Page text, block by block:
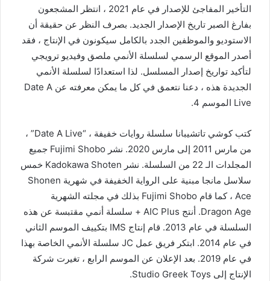
التأخير المفاجئ للإصدار في عام 2021 ، انتظر المشجعون
بفارغ الصبر تاريخ الإصدار الجديد. بصرف النظر عن حقيقة أن
الاستوديو والموظفين الجدد بالكامل سيكونون في الإنتاج ، فقد
أصدر الموقع الرسمي لسلسلة الأنمي ملصق وفيديو ترويجي
لتأكيد تواريخ إصدار المسلسل. لذا استعدادًا لسلسلة الأنمي
الجديدة هذه ، دعنا نتعمق في كل ما يمكن معرفته عن Date A
Live الموسم 4.
كتب كوشي تاتشيبانا سلسلة روايات خفيفة ، “Date A Live” ،
من مارس 2011 إلى مارس 2020. نشر Fujimi Shobo جميع
المجلدات الـ 22 من السلسلة. نشر Kadokawa Shoten خمس
سلاسل مانجا مبنية على الرواية الخفيفة في شهرية Shonen
Ace ، كما قام Fujimi Shobo بذلك في مجلته الشهرية
Dragon Age. أنتج AIC Plus + سلسلة أنمي مقتبسة عن هذه
السلسلة في عام 2013. قام إنتاج IMS بتكييف الموسم الثاني
في عام 2014. ابتكر فريق عمل JC سلسلة الأنمي الخاصة بهذا
في عام 2019. بعد الإعلان عن الموسم الرابع ، تغيرت شركة
الإنتاج إلى Studio Greek Toys.